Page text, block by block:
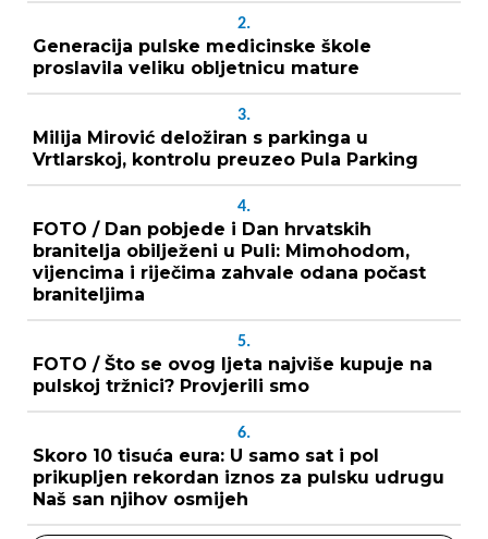
2.
Generacija pulske medicinske škole
proslavila veliku obljetnicu mature
3.
Milija Mirović deložiran s parkinga u
Vrtlarskoj, kontrolu preuzeo Pula Parking
4.
FOTO / Dan pobjede i Dan hrvatskih
branitelja obilježeni u Puli: Mimohodom,
vijencima i riječima zahvale odana počast
braniteljima
5.
FOTO / Što se ovog ljeta najviše kupuje na
pulskoj tržnici? Provjerili smo
6.
Skoro 10 tisuća eura: U samo sat i pol
prikupljen rekordan iznos za pulsku udrugu
Naš san njihov osmijeh